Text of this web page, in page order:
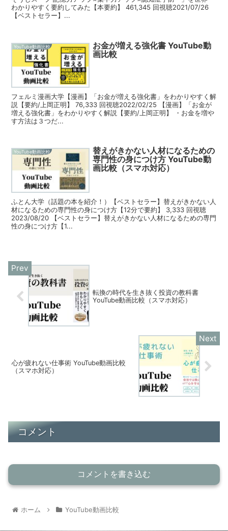
わかりやすく要約してみた【本要約】 461,345 回視聴2021/07/26
【ベストセラー】...
YouTube動画比較
お金が増える強化書 YouTube動
画比較
フェルミ漫画大学【漫画】「お金が増える強化書」をわかりやすく解
説【要約/上岡正明】 76,333 回視聴2022/02/25 【漫画】「お金が
増える強化書」をわかりやすく解説【要約/上岡正明】 ・お金を増や
す方法は３つだ...
YouTube動画比較
替えがきかない人材になるための
専門性の身につけ方 YouTube動
画比較（スマホ対応）
ふとん大学（話題の本を紹介！）【ベストセラー】替えがきかない人
材になるための専門性の身につけ方【12分で要約】 3,333 回視聴
2023/08/20 【ベストセラー】替えがきかない人材になるための専門
性の身につけ方【1...
転換の時代を生き抜く投資の教科書
YouTube動画比較（スマホ対応）
心が疲れない仕事術 YouTube動画比較
（スマホ対応）
コメント
コメントを書き込む
ホーム YouTube動画比較